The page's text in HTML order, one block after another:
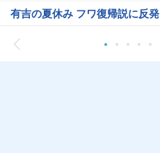
有吉の夏休み フワ復帰説に反発